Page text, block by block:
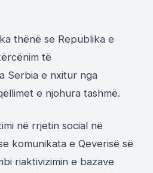
thënë se Republika e
të
Serbia e nxitur nga
e njohura tashmë.
në rrjetin social në
komunikata e Qeverisë së
riaktivizimin e bazave